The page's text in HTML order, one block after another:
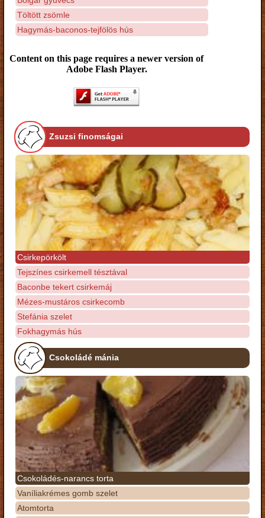
Töltött zsömle
Hagymás-baconos-tejfölös hús
Content on this page requires a newer version of
Adobe Flash Player.
Zsuzsi finomságai
Csirkepörkölt
Tejszínes csirkemell tésztával
Baconbe tekert csirkemáj
Mézes-mustáros csirkecomb
Stefánia szelet
Fokhagymás hús
Csokoládé mánia
Csokoládés-narancs torta
Vaníliakrémes gomb szelet
Atomtorta